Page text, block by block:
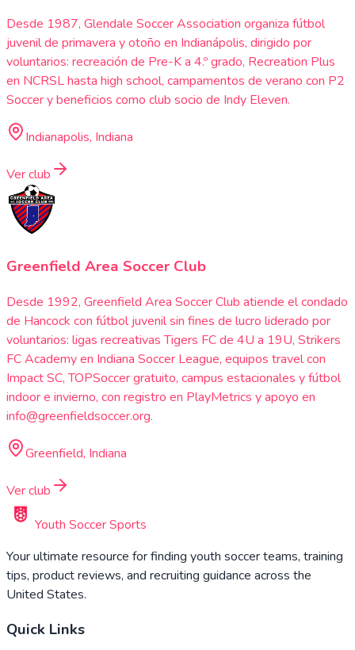
Desde 1987, Glendale Soccer Association organiza fútbol
juvenil de primavera y otoño en Indianápolis, dirigido por
voluntarios: recreación de Pre-K a 4.º grado, Recreation Plus
en NCRSL hasta high school, campamentos de verano con P2
Soccer y beneficios como club socio de Indy Eleven.
Indianapolis, Indiana
Ver club
Greenfield Area Soccer Club
Desde 1992, Greenfield Area Soccer Club atiende el condado
de Hancock con fútbol juvenil sin fines de lucro liderado por
voluntarios: ligas recreativas Tigers FC de 4U a 19U, Strikers
FC Academy en Indiana Soccer League, equipos travel con
Impact SC, TOPSoccer gratuito, campus estacionales y fútbol
indoor e invierno, con registro en PlayMetrics y apoyo en
info@greenfieldsoccer.org.
Greenfield, Indiana
Ver club
Youth Soccer Sports
Your ultimate resource for finding youth soccer teams, training
tips, product reviews, and recruiting guidance across the
United States.
Quick Links